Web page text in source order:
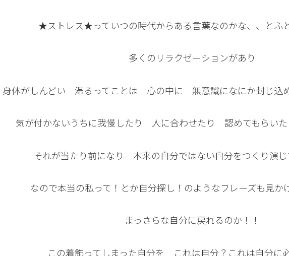
★ストレス★っていつの時代からある言葉なのかな、、とふ
多くのリラクゼーションがあり
身体がしんどい 滞るってことは 心の中に 無意識になにか封じ込め
気が付かないうちに我慢したり 人に合わせたり 認めてもらいた
それが当たり前になり 本来の自分ではない自分をつくり演じ
なので本当の私って！とか自分探し！のようなフレーズも見か
まっさらな自分に戻れるのか！！
この着飾ってしまった自分を これは自分？これは自分に